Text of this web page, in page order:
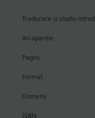
Traducere și studiu
An apariție
Pagini
Format
Domenii
ISBN